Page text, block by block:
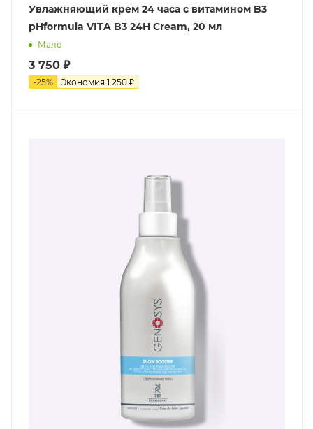
Увлажняющий крем 24 часа с витамином B3
pHformula VITA B3 24H Cream, 20 мл
Мало
3 750 ₽
-25% Экономия 1 250 ₽